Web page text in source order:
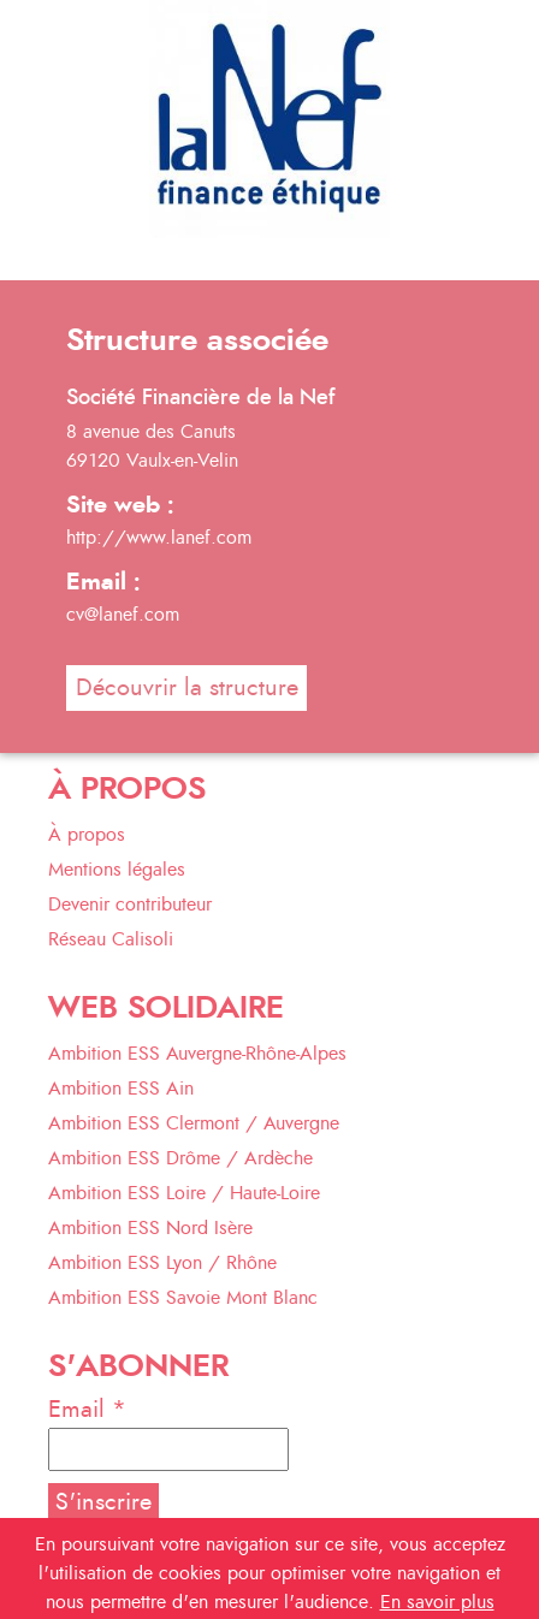
Structure associée
Société Financière de la Nef
8 avenue des Canuts
69120 Vaulx-en-Velin
Site web :
http://www.lanef.com
Email :
cv@lanef.com
Découvrir la structure
À PROPOS
À propos
Mentions légales
Devenir contributeur
Réseau Calisoli
WEB SOLIDAIRE
Ambition ESS Auvergne-Rhône-Alpes
Ambition ESS Ain
Ambition ESS Clermont / Auvergne
Ambition ESS Drôme / Ardèche
Ambition ESS Loire / Haute-Loire
Ambition ESS Nord Isère
Ambition ESS Lyon / Rhône
Ambition ESS Savoie Mont Blanc
S'ABONNER
Email *
NOUS SUIVRE
En poursuivant votre navigation sur ce site, vous acceptez
l'utilisation de cookies pour optimiser votre navigation et
nous permettre d'en mesurer l'audience.
En savoir plus